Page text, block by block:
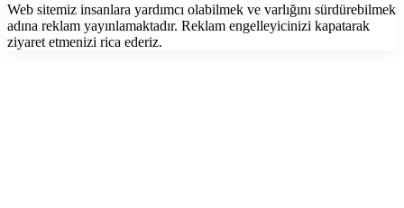
Web sitemiz insanlara yardımcı olabilmek ve varlığını sürdürebilmek
adına reklam yayınlamaktadır. Reklam engelleyicinizi kapatarak
ziyaret etmenizi rica ederiz.